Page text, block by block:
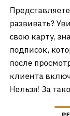
развивать?
свою карту,
подписок,
после
клиента
Нельзя! За